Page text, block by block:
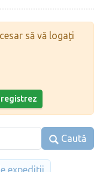
să vă logați
Caută
expediții